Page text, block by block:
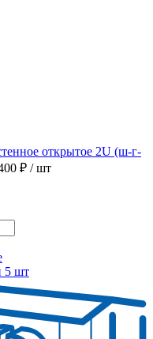
открытое 2U (ш-г-
₽ / шт
5 шт